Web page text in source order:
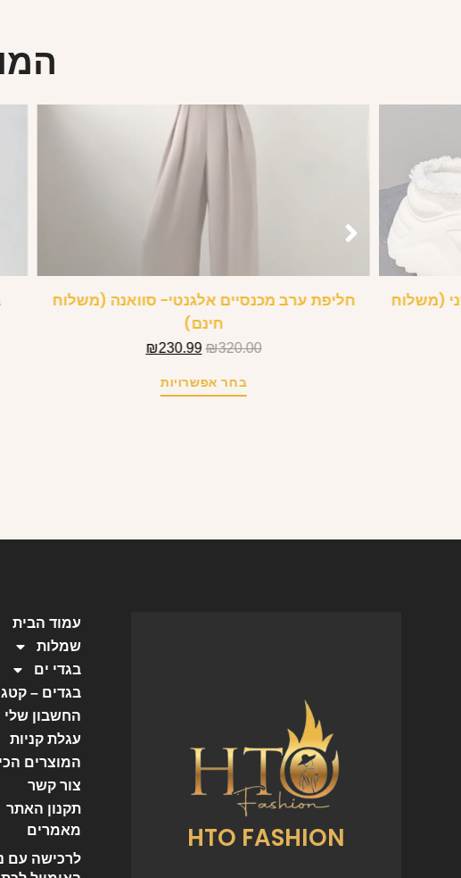
(משלוח
חליפת ערב מכנסיים אלגנטי- סוואנה (משלוח
חינם)
₪320.00
₪230.99
בחר אפשרויות
HTO FASHION
עמוד הבית
שמלות
בגדי ים
בגדים –
החשבון שלי
עגלת קניות
המוצרים
צור קשר
תקנון האתר
מאמרים
לרכישה עם